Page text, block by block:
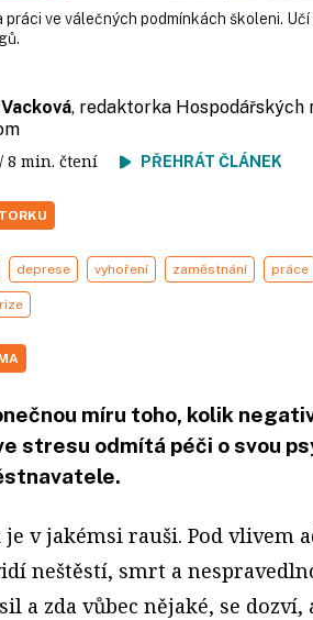
práci ve válečných podmínkách školeni. Učí
, redaktorka Hospodářských
/ 8 min. čtení PŘEHRÁT ČLÁNEK
deprese vyhoření zaměstnání práce
míru toho, kolik
stresu odmítá péči o svou
je v jakémsi rauši. Pod vlivem
neštěstí, smrt a
a zda vůbec nějaké, se dozví,